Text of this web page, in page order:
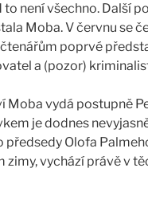
to není všechno. Další
Moba. V červnu se
poprvé
a (pozor)
Moba vydá postupně
je dodnes
předsedy Olofa
zimy, vychází právě v